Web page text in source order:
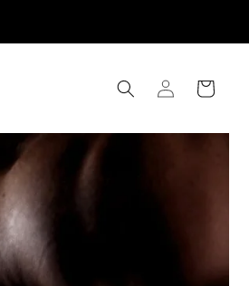
in
Cart